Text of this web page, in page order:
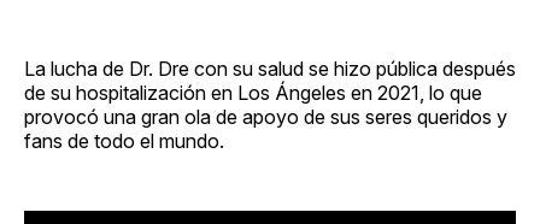
La lucha de Dr. Dre con su salud se hizo pública después
de su hospitalización en Los Ángeles en 2021, lo que
provocó una gran ola de apoyo de sus seres queridos y
fans de todo el mundo.